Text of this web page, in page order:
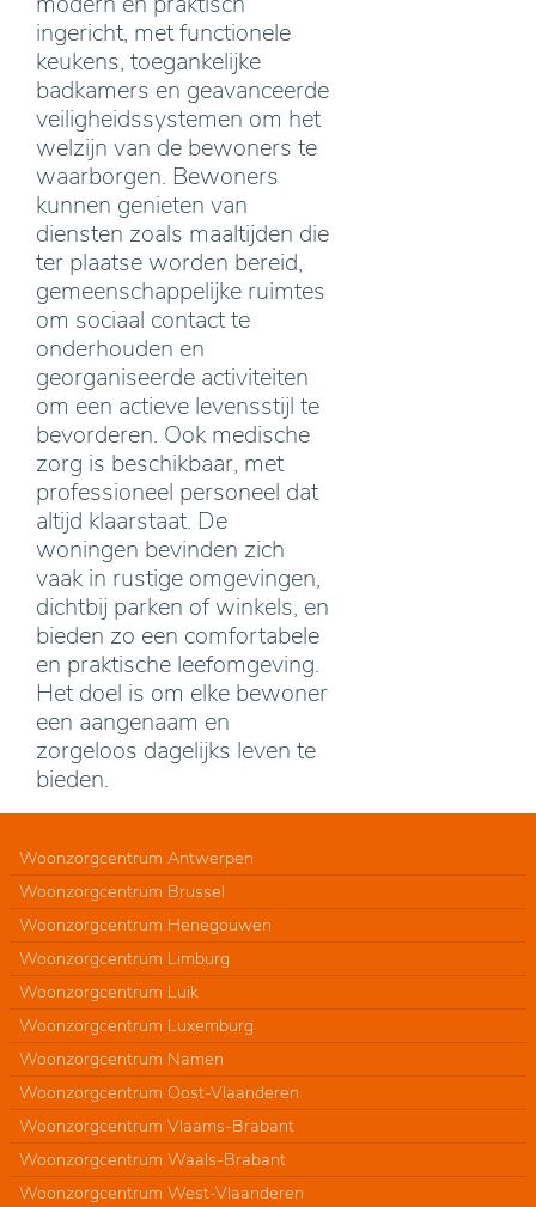
ingericht, met functionele
keukens, toegankelijke
badkamers en geavanceerde
veiligheidssystemen om het
welzijn van de bewoners te
waarborgen. Bewoners
kunnen genieten van
diensten zoals maaltijden die
ter plaatse worden bereid,
gemeenschappelijke ruimtes
om sociaal contact te
onderhouden en
georganiseerde activiteiten
om een actieve levensstijl te
bevorderen. Ook medische
zorg is beschikbaar, met
professioneel personeel dat
altijd klaarstaat. De
woningen bevinden zich
vaak in rustige omgevingen,
dichtbij parken of winkels, en
bieden zo een comfortabele
en praktische leefomgeving.
Het doel is om elke bewoner
een aangenaam en
zorgeloos dagelijks leven te
bieden.
Woonzorgcentrum Antwerpen
Woonzorgcentrum Brussel
Woonzorgcentrum Henegouwen
Woonzorgcentrum Limburg
Woonzorgcentrum Luik
Woonzorgcentrum Luxemburg
Woonzorgcentrum Namen
Woonzorgcentrum Oost-Vlaanderen
Woonzorgcentrum Vlaams-Brabant
Woonzorgcentrum Waals-Brabant
Woonzorgcentrum West-Vlaanderen